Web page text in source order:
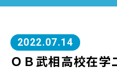
OB紹介
2022.07.14
ＯＢ武相高校在学